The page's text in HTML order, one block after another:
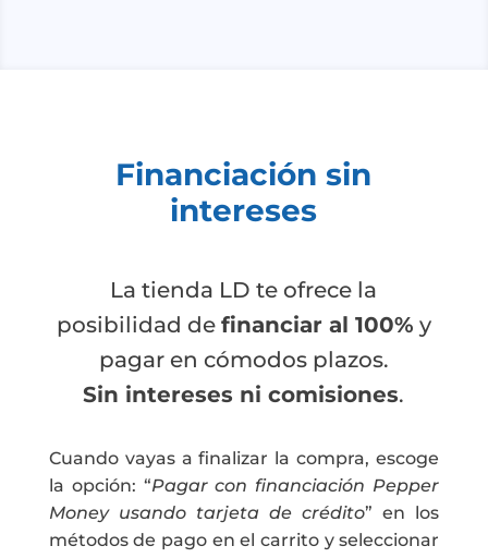
Financiación sin
intereses
La tienda LD te ofrece la
posibilidad de financiar al 100% y
pagar en cómodos plazos.
Sin intereses ni comisiones.
Cuando vayas a finalizar la compra, escoge
la opción: “Pagar con financiación Pepper
Money usando tarjeta de crédito” en los
métodos de pago en el carrito y seleccionar